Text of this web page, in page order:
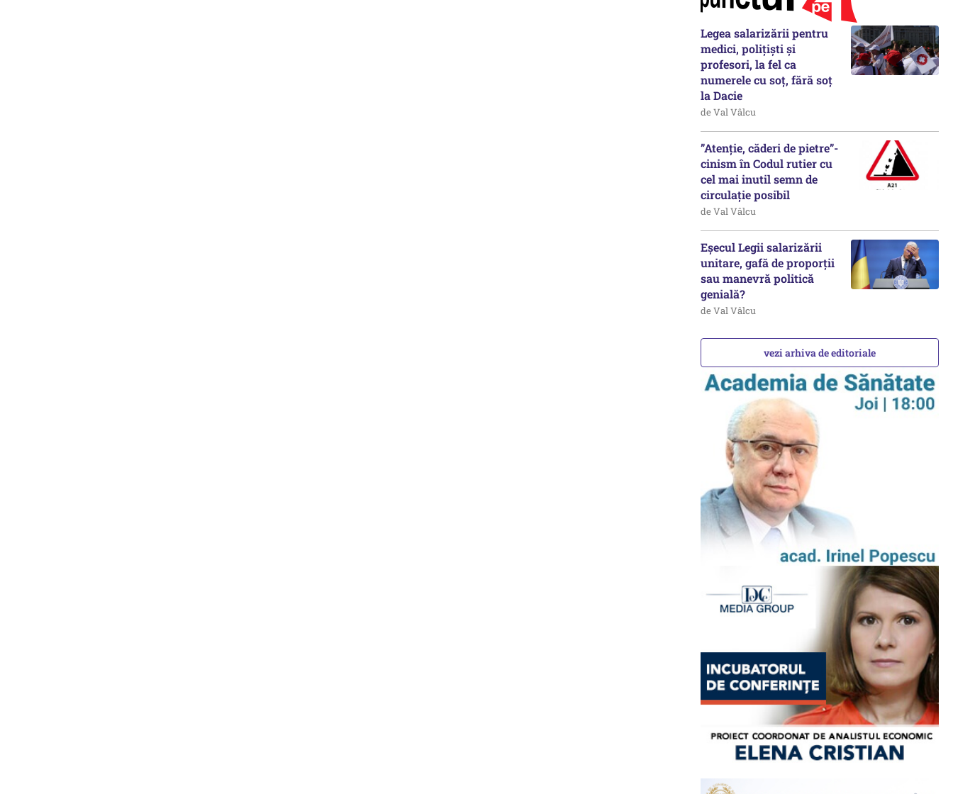
Legea salarizării pentru
medici, polițiști și
profesori, la fel ca
numerele cu soț, fără soț
la Dacie
de Val Vâlcu
”Atenție, căderi de pietre”-
cinism în Codul rutier cu
cel mai inutil semn de
circulație posibil
de Val Vâlcu
Eșecul Legii salarizării
unitare, gafă de proporții
sau manevră politică
genială?
de Val Vâlcu
vezi arhiva de editoriale